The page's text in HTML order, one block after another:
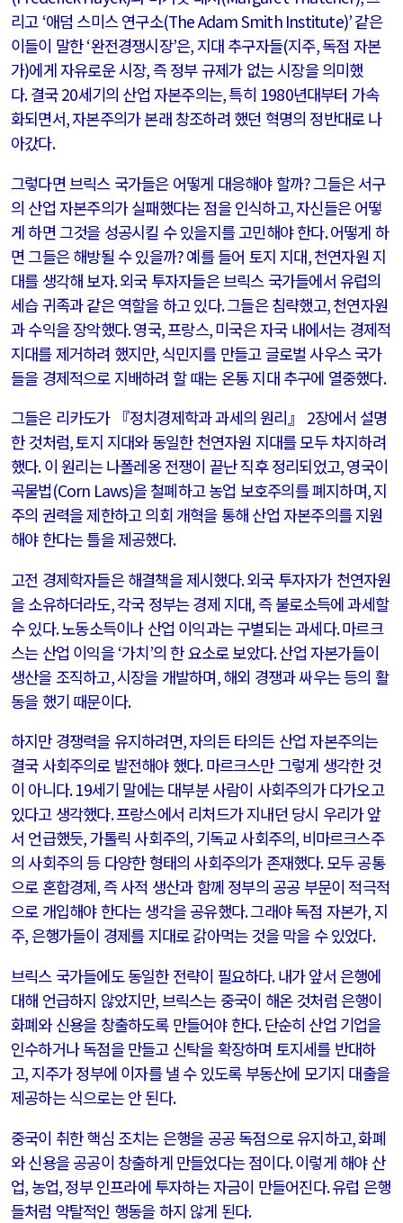
리고 ‘애덤 스미스 연구소(The Adam Smith Institute)’같은
이들이 말한‘완전경쟁시장’은, 지대 추구자들(지주,독점 자본
가)에게 자유로운 시장,즉 정부 규제가 없는 시장을 의미했
다.결국20세기의 산업 자본주의는,특히 1980년대부터 가속
화되면서,자본주의가 본래 창조하려 했던 혁명의 정반대로 나
아갔다.
그렇다면 브릭스 국가들은 어떻게 대응해야 할까?그들은 서구
의 산업 자본주의가 실패했다는 점을 인식하고,자신들은 어떻
게 하면 그것을 성공시킬 수 있을지를 고민해야 한다.어떻게 하
면 그들은 해방될 수 있을까?예를 들어 토지 지대,천연자원 지
대를 생각해 보자.외국 투자자들은 브릭스 국가들에서 유럽의
세습 귀족과 같은 역할을 하고 있다.그들은 침략했고,천연자원
과 수익을 장악했다.영국,프랑스,미국은 자국 내에서는 경제적
지대를 제거하려 했지만,식민지를 만들고 글로벌 사우스 국가
들을 경제적으로 지배하려 할 때는 온통 지대 추구에 열중했다.
그들은 리카도가 『정치경제학과 과세의 원리』 2장에서 설명
한 것처럼,토지 지대와 동일한 천연자원 지대를 모두 차지하려
했다.이 원리는 나폴레옹 전쟁이 끝난 직후 정리되었고,영국이
곡물법(Corn Laws)을 철폐하고 농업 보호주의를 폐지하며,지
주의 권력을 제한하고 의회 개혁을 통해 산업 자본주의를 지원
해야 한다는 틀을 제공했다.
고전 경제학자들은 해결책을 제시했다.외국 투자자가 천연자원
을 소유하더라도,각국 정부는 경제 지대,즉 불로소득에 과세할
수 있다.노동소득이나 산업 이익과는 구별되는 과세다.마르크
스는 산업 이익을‘가치’의 한 요소로 보았다.산업 자본가들이
생산을 조직하고,시장을 개발하며,해외 경쟁과 싸우는 등의 활
동을 했기 때문이다.
하지만 경쟁력을 유지하려면,자의든 타의든 산업 자본주의는
결국 사회주의로 발전해야 했다.마르크스만 그렇게 생각한 것
이 아니다. 19세기 말에는 대부분 사람이 사회주의가 다가오고
있다고 생각했다.프랑스에서 리처드가 지내던 당시 우리가 앞
서 언급했듯,가톨릭 사회주의, 기독교 사회주의, 비마르크스주
의 사회주의 등 다양한 형태의 사회주의가 존재했다.모두 공통
으로 혼합경제,즉 사적 생산과 함께 정부의 공공 부문이 적극적
으로 개입해야 한다는 생각을 공유했다.그래야 독점 자본가, 지
주,은행가들이 경제를 지대로 갉아먹는 것을 막을 수 있었다.
브릭스 국가들에도 동일한 전략이 필요하다.내가 앞서 은행에
대해 언급하지 않았지만,브릭스는 중국이 해온 것처럼 은행이
화폐와 신용을 창출하도록 만들어야 한다.단순히 산업 기업을
인수하거나 독점을 만들고 신탁을 확장하며 토지세를 반대하
고, 지주가 정부에 이자를 낼 수 있도록 부동산에 모기지 대출을
제공하는 식으로는 안 된다.
중국이 취한 핵심 조치는 은행을 공공 독점으로 유지하고,화폐
와 신용을 공공이 창출하게 만들었다는 점이다.이렇게 해야 산
업, 농업,정부 인프라에 투자하는 자금이 만들어진다.유럽 은행
들처럼 약탈적인 행동을 하지 않게 된다.